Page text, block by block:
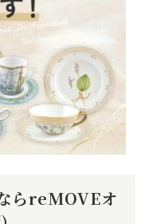
らreMOVEオ